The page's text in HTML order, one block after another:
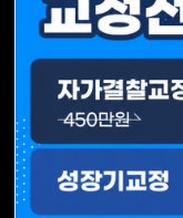
청
상담
책임감 있게